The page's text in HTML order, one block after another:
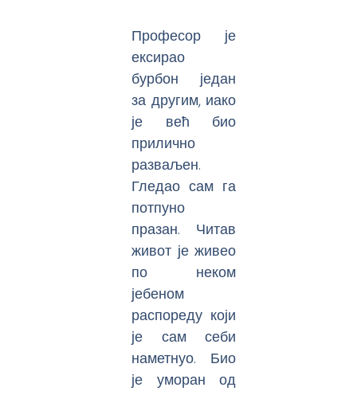
Професор је
ексирао
бурбон један
за другим, иако
је већ био
прилично
разваљен.
Гледао сам га
потпуно
празан. Читав
живот је живео
по неком
јебеном
распореду који
је сам себи
наметнуо. Био
је уморан од